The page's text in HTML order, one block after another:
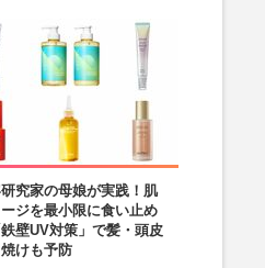
究家の母娘が実践！肌
ジを最小限に食い止め
壁UV対策」で髪・頭皮
けも予防